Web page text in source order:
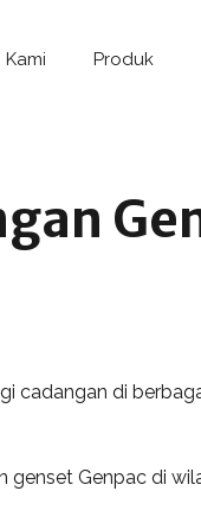
Produk
cadangan di
Genpac di